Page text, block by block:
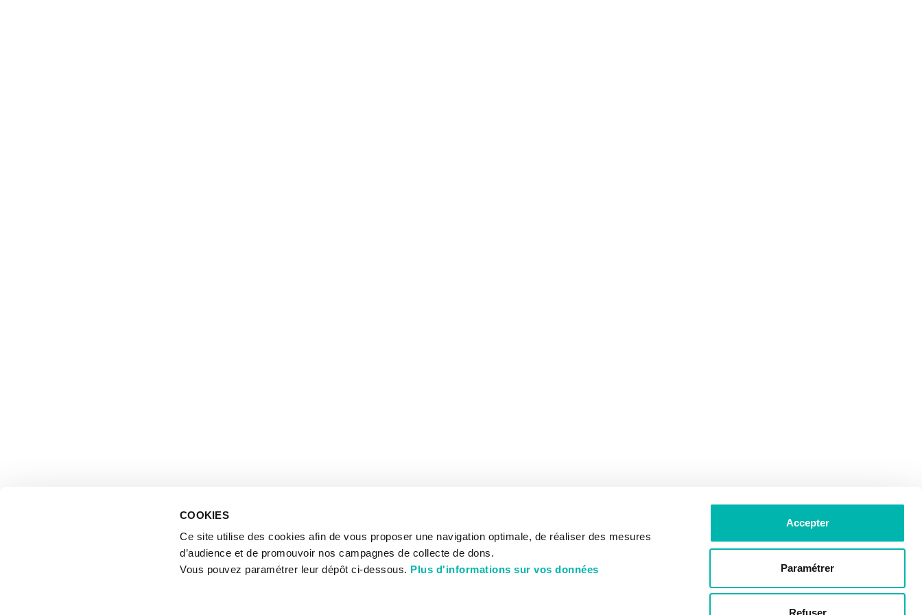
COOKIES
Ce site utilise des cookies afin de vous proposer une navigation optimale, de réaliser des mesures
d’audience et de promouvoir nos campagnes de collecte de dons.
Vous pouvez paramétrer leur dépôt ci-dessous. Plus d'informations sur vos données
Accepter
Paramétrer
Refuser